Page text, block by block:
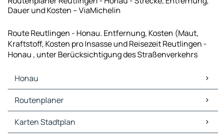
Dauer und Kosten – ViaMichelin
Route Reutlingen - Honau. Entfernung, Kosten (Maut,
Kraftstoff, Kosten pro Insasse und Reisezeit Reutlingen -
Honau , unter Berücksichtigung des Straßenverkehrs
Honau
Honau Karten Stadtplan
Honau Verkehr
Honau Hotels
Honau Restaurants
Routenplaner
Routenplaner Honau - Reutlingen
Routenplaner Honau - Tübingen
Karten Stadtplan